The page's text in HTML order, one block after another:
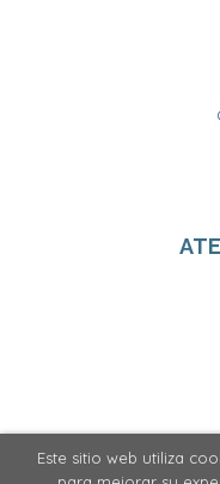
2026 © Llibrería
Este sitio web utiliza